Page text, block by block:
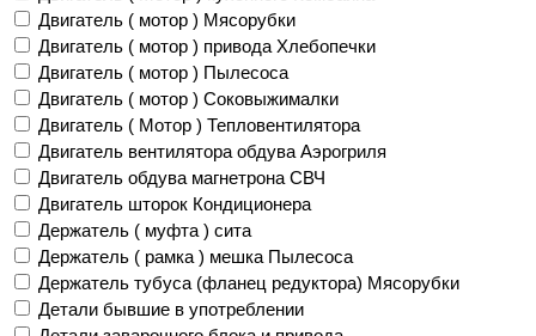
Двигатель ( мотор ) Мясорубки
Двигатель ( мотор ) привода Хлебопечки
Двигатель ( мотор ) Пылесоса
Двигатель ( мотор ) Соковыжималки
Двигатель ( Мотор ) Тепловентилятора
Двигатель вентилятора обдува Аэрогриля
Двигатель обдува магнетрона СВЧ
Двигатель шторок Кондиционера
Держатель ( муфта ) сита
Держатель ( рамка ) мешка Пылесоса
Держатель тубуса (фланец редуктора) Мясорубки
Детали бывшие в употреблении